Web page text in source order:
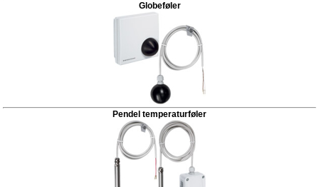
Globeføler
Pendel temperaturføler